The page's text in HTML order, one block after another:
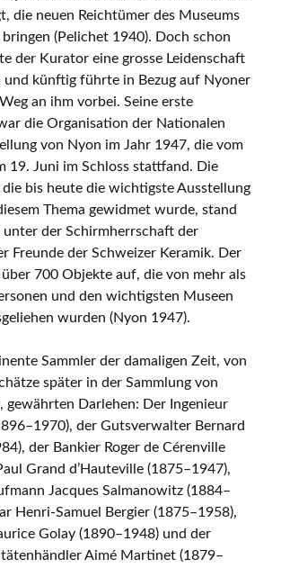
die neuen Reichtümer des Museums
(Pelichet 1940). Doch schon
der Kurator eine grosse Leidenschaft
und künftig führte in Bezug auf Nyoner
an ihm vorbei. Seine erste
die Organisation der Nationalen
von Nyon im Jahr 1947, die vom
19. Juni im Schloss stattfand. Die
bis heute die wichtigste Ausstellung
Thema gewidmet wurde, stand
unter der Schirmherrschaft der
Freunde der Schweizer Keramik. Der
700 Objekte auf, die von mehr als
und den wichtigsten Museen
wurden (Nyon 1947).
Sammler der damaligen Zeit, von
später in der Sammlung von
gewährten Darlehen: Der Ingenieur
der Gutsverwalter Bernard
der Bankier Roger de Cérenville
Grand d’Hauteville (1875–1947),
Jacques Salmanowitz (1884–
Henri-Samuel Bergier (1875–1958),
Golay (1890–1948) und der
Aimé Martinet (1879–